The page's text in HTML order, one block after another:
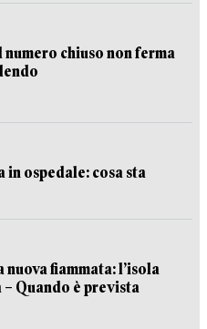
numero chiuso non ferma
in ospedale: cosa sta
fiammata: l’isola
Quando è prevista